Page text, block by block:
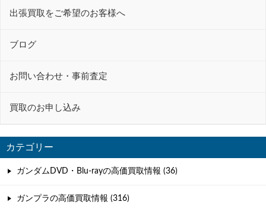
ョ
出張買取をご希望のお客様へ
ブログ
お問い合わせ・事前査定
買取のお申し込み
カテゴリー
ガンダムDVD・Blu-rayの高価買取情報 (36)
ガンプラの高価買取情報 (316)